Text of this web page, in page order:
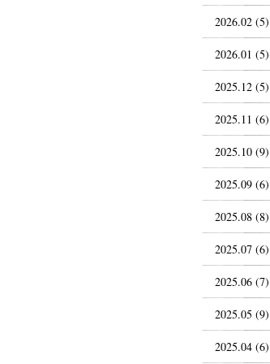
2026.02 (5)
2026.01 (5)
2025.12 (5)
2025.11 (6)
2025.10 (9)
2025.09 (6)
2025.08 (8)
2025.07 (6)
2025.06 (7)
2025.05 (9)
2025.04 (6)